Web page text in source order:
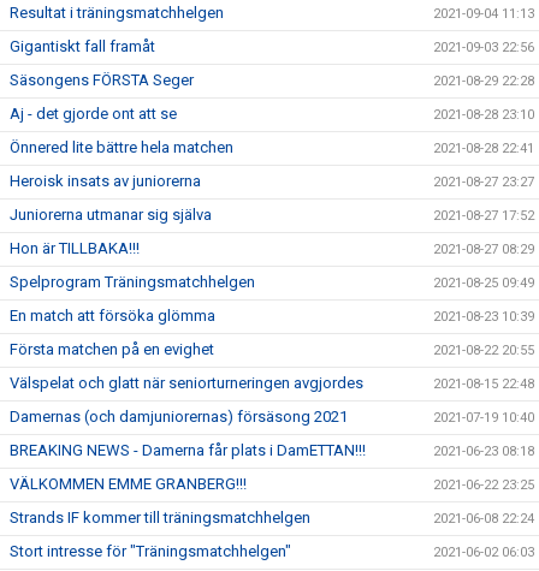
Resultat i träningsmatchhelgen 2021-09-04 11:13
Gigantiskt fall framåt 2021-09-03 22:56
Säsongens FÖRSTA Seger 2021-08-29 22:28
Aj - det gjorde ont att se 2021-08-28 23:10
Önnered lite bättre hela matchen 2021-08-28 22:41
Heroisk insats av juniorerna 2021-08-27 23:27
Juniorerna utmanar sig själva 2021-08-27 17:52
Hon är TILLBAKA!!! 2021-08-27 08:29
Spelprogram Träningsmatchhelgen 2021-08-25 09:49
En match att försöka glömma 2021-08-23 10:39
Första matchen på en evighet 2021-08-22 20:55
Välspelat och glatt när seniorturneringen avgjordes 2021-08-15 22:48
Damernas (och damjuniorernas) försäsong 2021 2021-07-19 10:40
BREAKING NEWS - Damerna får plats i DamETTAN!!! 2021-06-23 08:18
VÄLKOMMEN EMME GRANBERG!!! 2021-06-22 23:25
Strands IF kommer till träningsmatchhelgen 2021-06-08 22:24
Stort intresse för "Träningsmatchhelgen" 2021-06-02 06:03